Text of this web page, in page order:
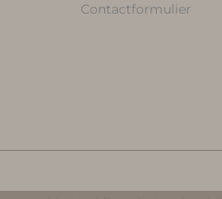
Contactformulier